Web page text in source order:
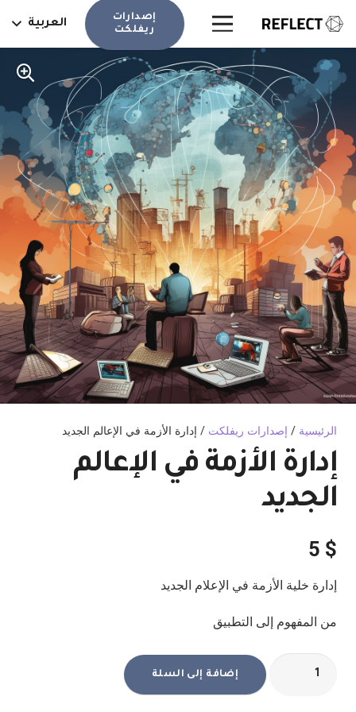
إصدارات
ريفلكت
العربية
الرئيسية / إصدارات ريفلكت / إدارة الأزمة في الإعالم الجديد
إدارة الأزمة في الإعالم
الجديد
5 $
إدارة خلية الأزمة في الإعلام الجديد
من المفهوم إلى التطبيق
إضافة إلى السلة